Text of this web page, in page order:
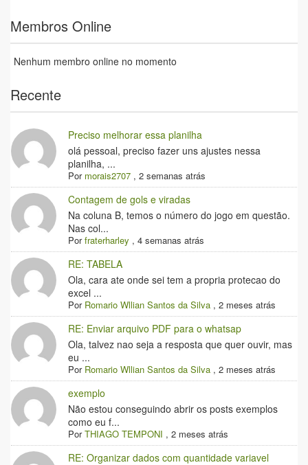
Membros Online
Nenhum membro online no momento
Recente
Preciso melhorar essa planilha
olá pessoal, preciso fazer uns ajustes nessa
planilha, ...
Por morais2707 ,2 semanas atrás
Contagem de gols e viradas
Na coluna B, temos o número do jogo em questão.
Nas col...
Porfraterharley ,4 semanas atrás
RE: TABELA
Ola, cara ate onde sei tem a propria protecao do
excel ...
Por Romario Wllian Santos da Silva ,2 meses atrás
RE: Enviar arquivo PDF para o whatsap
Ola, talvez nao seja a resposta que quer ouvir, mas
eu ...
Por Romario Wllian Santos da Silva ,2 meses atrás
exemplo
Não estou conseguindo abrir os posts exemplos
como eu f...
PorTHIAGO TEMPONI ,2 meses atrás
RE: Organizar dados com quantidade variavel